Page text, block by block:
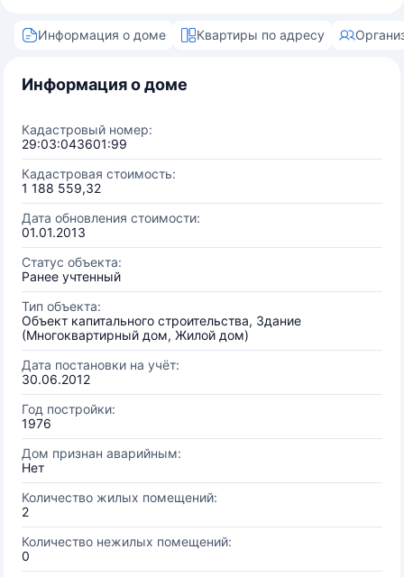
Информация о доме Квартиры по адресу
Информация о доме
Кадастровый номер:
29:03:043601:99
Кадастровая стоимость:
1 188 559,32
Дата обновления стоимости:
01.01.2013
Статус объекта:
Ранее учтенный
Тип объекта:
Объект капитального строительства, Здание
(Многоквартирный дом, Жилой дом)
Дата постановки на учёт:
30.06.2012
Год постройки:
1976
Дом признан аварийным:
Нет
Количество жилых помещений:
2
Количество нежилых помещений:
0